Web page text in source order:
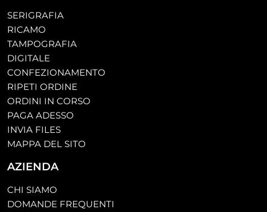
SERIGRAFIA
RICAMO
TAMPOGRAFIA
DIGITALE
CONFEZIONAMENTO
RIPETI ORDINE
ORDINI IN CORSO
PAGA ADESSO
INVIA FILES
MAPPA DEL SITO
AZIENDA
CHI SIAMO
DOMANDE FREQUENTI